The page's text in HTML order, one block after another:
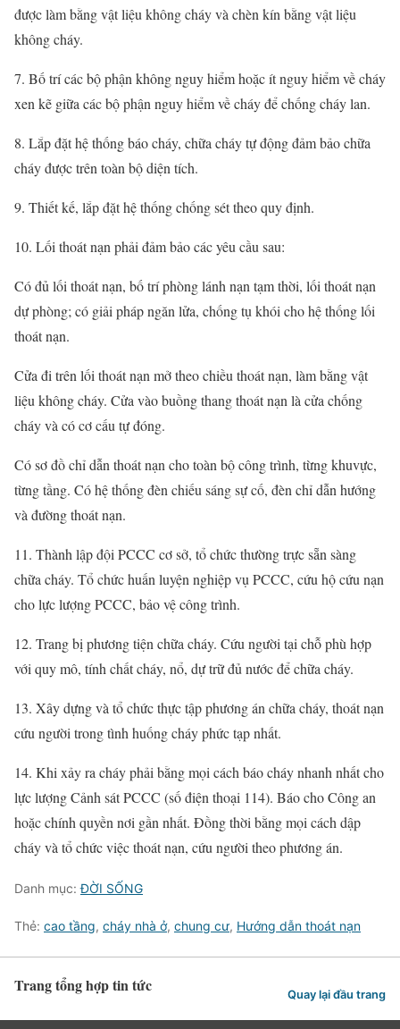
được làm bằng vật liệu không cháy và chèn kín bằng vật liệu
không cháy.
7. Bố trí các bộ phận không nguy hiểm hoặc ít nguy hiểm về cháy
xen kẽ giữa các bộ phận nguy hiểm về cháy để chống cháy lan.
8. Lắp đặt hệ thống báo cháy, chữa cháy tự động đảm bảo chữa
cháy được trên toàn bộ diện tích.
9. Thiết kế, lắp đặt hệ thống chống sét theo quy định.
10. Lối thoát nạn phải đảm bảo các yêu cầu sau:
Có đủ lối thoát nạn, bố trí phòng lánh nạn tạm thời, lối thoát nạn
dự phòng; có giải pháp ngăn lửa, chống tụ khói cho hệ thống lối
thoát nạn.
Cửa đi trên lối thoát nạn mở theo chiều thoát nạn, làm bằng vật
liệu không cháy. Cửa vào buồng thang thoát nạn là cửa chống
cháy và có cơ cấu tự đóng.
Có sơ đồ chỉ dẫn thoát nạn cho toàn bộ công trình, từng khuvực,
từng tầng. Có hệ thống đèn chiếu sáng sự cố, đèn chỉ dẫn hướng
và đường thoát nạn.
11. Thành lập đội PCCC cơ sở, tổ chức thường trực sẵn sàng
chữa cháy. Tổ chức huấn luyện nghiệp vụ PCCC, cứu hộ cứu nạn
cho lực lượng PCCC, bảo vệ công trình.
12. Trang bị phương tiện chữa cháy. Cứu người tại chỗ phù hợp
với quy mô, tính chất cháy, nổ, dự trữ đủ nước để chữa cháy.
13. Xây dựng và tổ chức thực tập phương án chữa cháy, thoát nạn
cứu người trong tình huống cháy phức tạp nhất.
14. Khi xảy ra cháy phải bằng mọi cách báo cháy nhanh nhất cho
lực lượng Cảnh sát PCCC (số điện thoại 114). Báo cho Công an
hoặc chính quyền nơi gần nhất. Đồng thời bằng mọi cách dập
cháy và tổ chức việc thoát nạn, cứu người theo phương án.
Danh mục:ĐỜI SỐNG
Thẻ: cao tầng, cháy nhà ở, chung cư, Hướng dẫn thoát nạn
Trang tổng hợp tin tức Quay lại đầu trang